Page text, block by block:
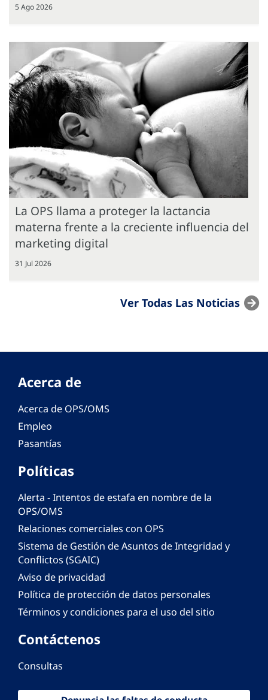
5 Ago 2026
La OPS llama a proteger la lactancia
materna frente a la creciente influencia del
marketing digital
31 Jul 2026
Ver Todas Las Noticias
Acerca de
Acerca de OPS/OMS
Empleo
Pasantías
Políticas
Alerta - Intentos de estafa en nombre de la
OPS/OMS
Relaciones comerciales con OPS
Sistema de Gestión de Asuntos de Integridad y
Conflictos (SGAIC)
Aviso de privacidad
Política de protección de datos personales
Términos y condiciones para el uso del sitio
Contáctenos
Consultas